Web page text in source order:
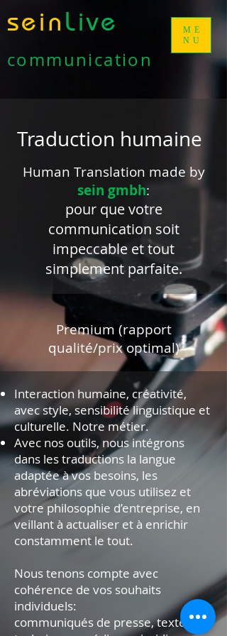
ME
NU
sein Live
communication
Traduction humaine
Human Translation made by
sein gmbh:
pour que votre
communication soit
impeccable et tout
simplement parfaite.
Premium (rapport
qualité/prix optimal)
Interaction humaine, créativité,
avec style, sensibilité linguistique et
culturelle. Notre métier.
Avec nos outils, nous intégrons
dans les traductions la langue
adaptée à vos besoins, les
abréviations que vous utilisez et
votre philosophie d’entreprise, en
veillant à actualiser et à enrichir
constamment le tout.
Nous tenons compte avec
cohérence de vos souhaits
individuels:
communiqués de presse, textes